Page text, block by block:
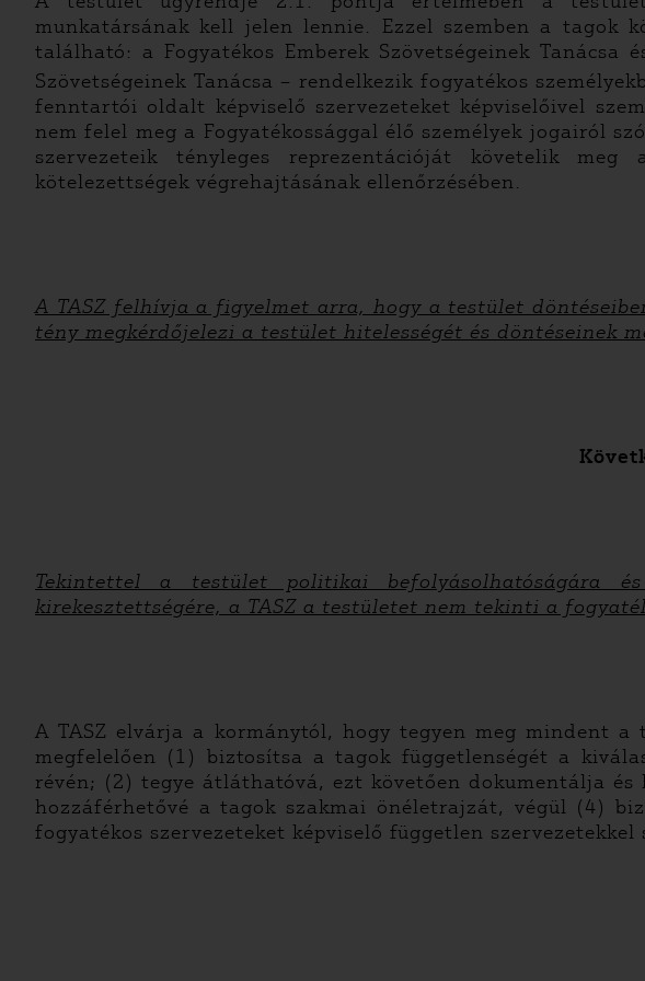
munkatársának kell jelen lennie. Ezzel szemben a tagok
található: a Fogyatékos Emberek Szövetségeinek
Szövetségeinek Tanácsa – rendelkezik fogyatékos
fenntartói oldalt képviselő szervezeteket képviselőivel
nem felel meg a Fogyatékossággal élő személyek jogairól
szervezeteik tényleges reprezentációját követelik
kötelezettségek végrehajtásának ellenőrzésében.
A TASZ felhívja a figyelmet arra, hogy a testület
tény megkérdőjelezi a testület hitelességét és döntéseinek
Tekintettel a testület politikai befolyásolhatóságára
kirekesztettségére, a TASZ a testületet nem tekinti a
A TASZ elvárja a kormánytól, hogy tegyen meg mindent a
megfelelően (1) biztosítsa a tagok függetlenségét a
révén; (2) tegye átláthatóvá, ezt követően dokumentálja
hozzáférhetővé a tagok szakmai önéletrajzát, végül (4)
fogyatékos szervezeteket képviselő független